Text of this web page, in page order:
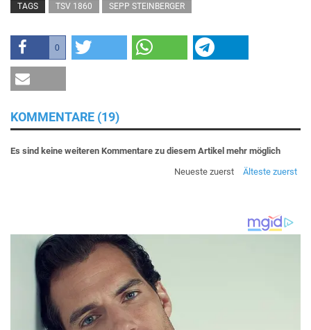
TAGS TSV 1860 SEPP STEINBERGER
0
KOMMENTARE (19)
Es sind keine weiteren Kommentare zu diesem Artikel mehr möglich
Neueste zuerst
Älteste zuerst